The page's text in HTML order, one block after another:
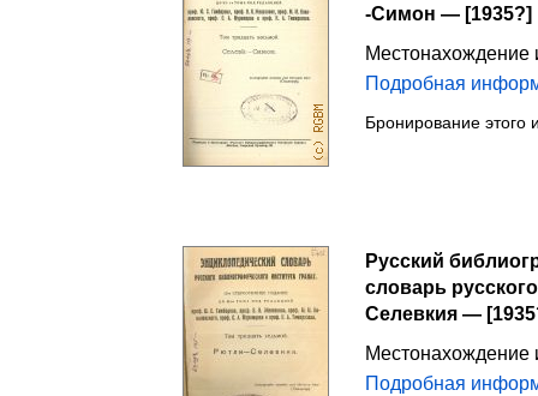
-Симон — [1935?]
Местонахождение
Подробная
Бронирование этого
Русский
словарь
Селевкия —
Местонахождение
Подробная